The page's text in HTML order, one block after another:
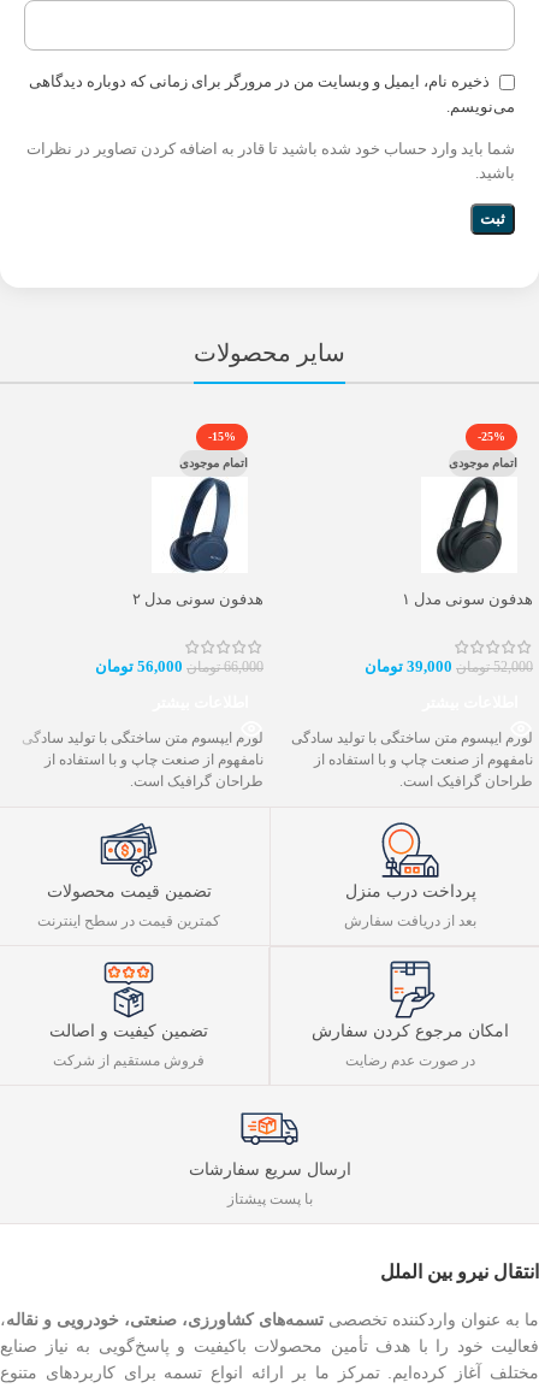
ذخیره نام، ایمیل و وبسایت من در مرورگر برای زمانی که دوباره دیدگاهی
می‌نویسم.
شما باید وارد حساب خود شده باشید تا قادر به اضافه کردن تصاویر در نظرات
باشید.
سایر محصولات
-25%
اتمام موجودی
هدفون سونی مدل ۱
52,000 تومان 39,000 تومان
لورم ایپسوم متن ساختگی با تولید سادگی
نامفهوم از صنعت چاپ و با استفاده از
طراحان گرافیک است.
-15%
اتمام موجودی
هدفون سونی مدل ۲
66,000 تومان 56,000 تومان
لورم ایپسوم متن ساختگی با تولید سادگی
نامفهوم از صنعت چاپ و با استفاده از
طراحان گرافیک است.
پرداخت درب منزل
بعد از دریافت سفارش
تضمین قیمت محصولات
کمترین قیمت در سطح اینترنت
امکان مرجوع کردن سفارش
در صورت عدم رضایت
تضمین کیفیت و اصالت
فروش مستقیم از شرکت
ارسال سریع سفارشات
با پست پیشتاز
انتقال نیرو بین الملل
ما به عنوان واردکننده تخصصی تسمه‌های کشاورزی، صنعتی، خودرویی و نقاله،
فعالیت خود را با هدف تأمین محصولات باکیفیت و پاسخ‌گویی به نیاز صنایع
مختلف آغاز کرده‌ایم. تمرکز ما بر ارائه انواع تسمه برای کاربردهای متنوع